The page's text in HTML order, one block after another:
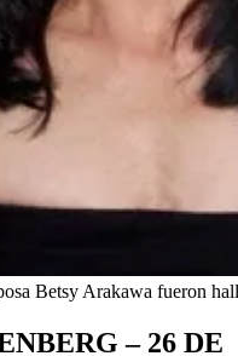
Betsy Arakawa fueron
– 26 DE